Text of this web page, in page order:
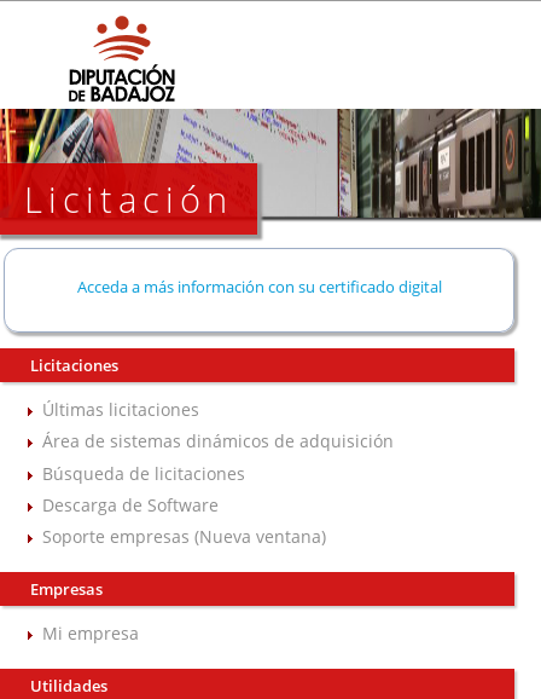
Licitación
Acceda a más información con su certificado digital
Licitaciones
Últimas licitaciones
Área de sistemas dinámicos de adquisición
Búsqueda de licitaciones
Descarga de Software
Soporte empresas (Nueva ventana)
Empresas
Mi empresa
Utilidades